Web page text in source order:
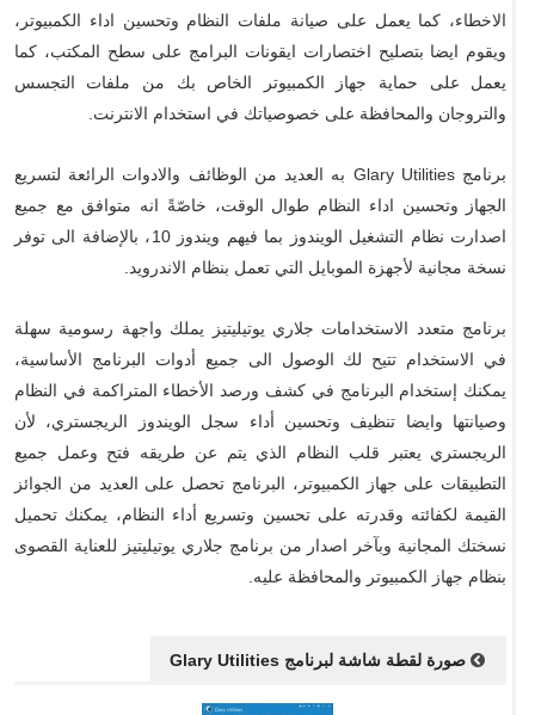
الاخطاء، كما يعمل على صيانة ملفات النظام وتحسين اداء الكمبيوتر،
ويقوم ايضا بتصليح اختصارات ايقونات البرامج على سطح المكتب، كما
يعمل على حماية جهاز الكمبيوتر الخاص بك من ملفات التجسس
والتروجان والمحافظة على خصوصياتك في استخدام الانترنت.
برنامج Glary Utilities به العديد من الوظائف والادوات الرائعة لتسريع
الجهاز وتحسين اداء النظام طوال الوقت، خاصّةً انه متوافق مع جميع
اصدارت نظام التشغيل الويندوز بما فيهم ويندوز 10، بالإضافة الى توفر
نسخة مجانية لأجهزة الموبايل التي تعمل بنظام الاندرويد.
برنامج متعدد الاستخدامات جلاري يوتيليتيز يملك واجهة رسومية سهلة
في الاستخدام تتيح لك الوصول الى جميع أدوات البرنامج الأساسية،
يمكنك إستخدام البرنامج في كشف ورصد الأخطاء المتراكمة في النظام
وصيانتها وايضا تنظيف وتحسين أداء سجل الويندوز الريجستري، لأن
الريجستري يعتبر قلب النظام الذي يتم عن طريقه فتح وعمل جميع
التطبيقات على جهاز الكمبيوتر، البرنامج تحصل على العديد من الجوائز
القيمة لكفائته وقدرته على تحسين وتسريع أداء النظام، يمكنك تحميل
نسختك المجانية وبآخر اصدار من برنامج جلاري يوتيليتيز للعناية القصوى
بنظام جهاز الكمبيوتر والمحافظة عليه.
صورة لقطة شاشة لبرنامج Glary Utilities